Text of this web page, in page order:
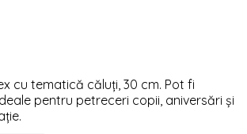
cu tematică căluți, 30 cm. Pot fi
pentru petreceri copii, aniversări și